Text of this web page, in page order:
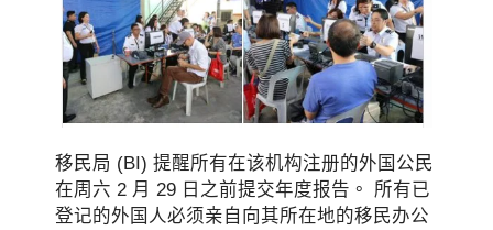
移民局 (BI) 提醒所有在该机构注册的外国公民
在周六 2 月 29 日之前提交年度报告。 所有已
登记的外国人必须亲自向其所在地的移民办公